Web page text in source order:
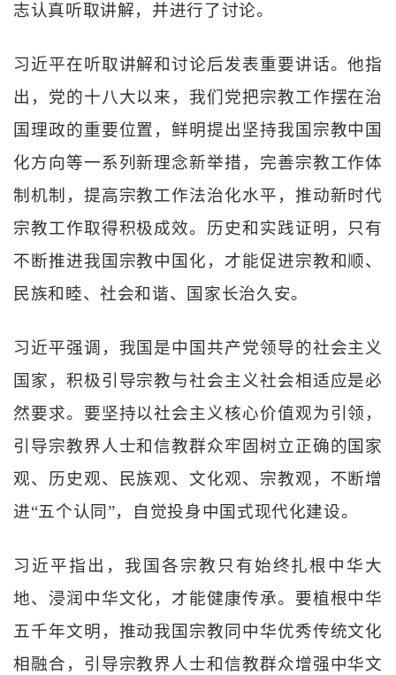
志认真听取讲解，并进行了讨论。
习近平在听取讲解和讨论后发表重要讲话。他指
出，党的十八大以来，我们党把宗教工作摆在治
国理政的重要位置，鲜明提出坚持我国宗教中国
化方向等一系列新理念新举措，完善宗教工作体
制机制，提高宗教工作法治化水平，推动新时代
宗教工作取得积极成效。历史和实践证明，只有
不断推进我国宗教中国化，才能促进宗教和顺、
民族和睦、社会和谐、国家长治久安。
习近平强调，我国是中国共产党领导的社会主义
国家，积极引导宗教与社会主义社会相适应是必
然要求。要坚持以社会主义核心价值观为引领，
引导宗教界人士和信教群众牢固树立正确的国家
观、历史观、民族观、文化观、宗教观，不断增
进“五个认同”，自觉投身中国式现代化建设。
习近平指出，我国各宗教只有始终扎根中华大
地、浸润中华文化，才能健康传承。要植根中华
五千年文明，推动我国宗教同中华优秀传统文化
相融合，引导宗教界人士和信教群众增强中华文